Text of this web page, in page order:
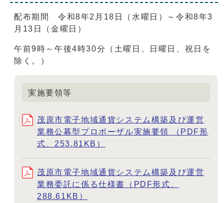
配布期間 令和8年2月18日（水曜日）～令和8年3
月13日（金曜日）
午前9時～午後4時30分（土曜日、日曜日、祝日を
除く。）
実施要領等
茂原市電子地域通貨システム構築及び運営
業務公募型プロポーザル実施要領 （PDF形
式、253.81KB）
茂原市電子地域通貨システム構築及び運営
業務委託に係る仕様書（PDF形式、
288.61KB）